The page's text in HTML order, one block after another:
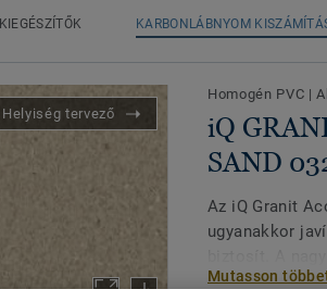
KIEGÉSZÍTŐK KARBONLÁBNYOM
Helyiség tervező
Homogén PVC |
iQ
SAND
Az iQ Granit
ugyanakkor
csendre van
Mutasson